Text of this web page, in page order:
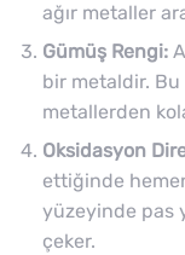
ağır metaller
Gümüş Rengi:
bir metaldir.
metallerden
Oksidasyon
ettiğinde
yüzeyinde pas
çeker.